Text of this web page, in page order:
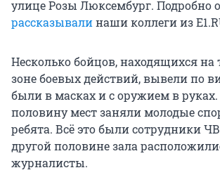
улице Розы Люксембург. Подробно
рассказывалинаши коллеги из
Несколько бойцов, находящихся на
зоне боевых действий, вывели по
были в масках и с оружием в руках.
половину мест заняли молодые
ребята. Всё это были сотрудники
другой половине зала
журналисты.